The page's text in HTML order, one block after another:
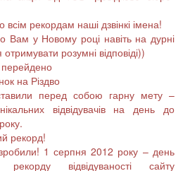
рекордам наші дзвінкі імена!
Вам у Новому році навіть на дурні
розумні відповіді))
перейдено
на Різдво
перед собою гарну мету –
відвідувачів на день до
рекорд!
1 серпня 2012 року – день
рекорду відвідуваності сайту